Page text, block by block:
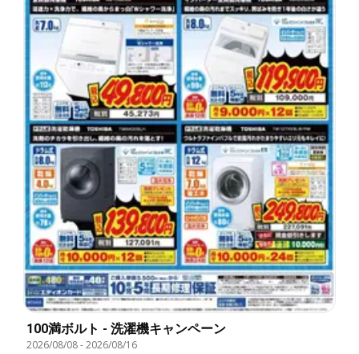
100満ボルト - 洗濯機キャンペーン
2026/08/08-2026/08/16